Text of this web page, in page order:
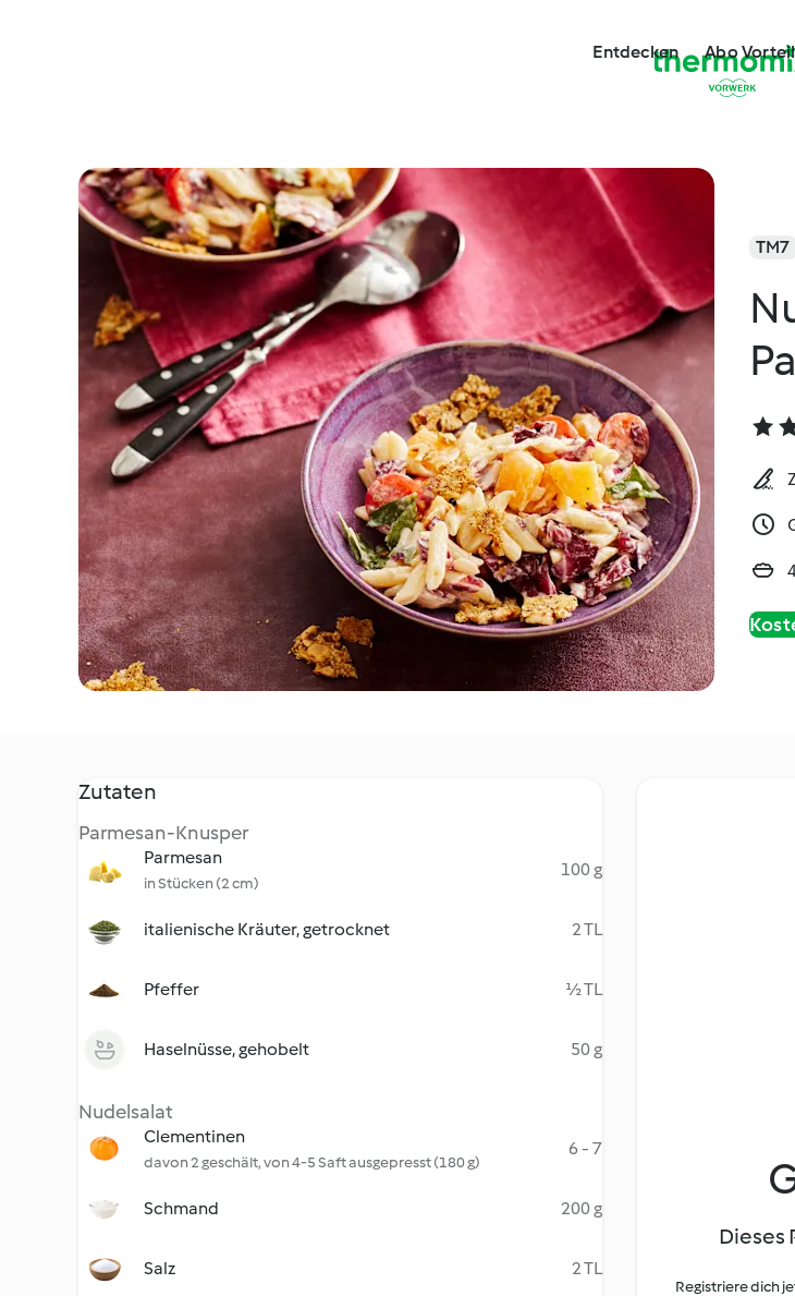
Entdecken Abo
TM7
Zutaten
Parmesan-Knusper
Parmesan
in Stücken (2 cm)
100 g
italienische Kräuter, getrocknet 2 TL
Pfeffer ½ TL
Haselnüsse, gehobelt 50 g
Nudelsalat
Clementinen
davon 2 geschält, von 4-5 Saft ausgepresst (180 g)
6 - 7
Schmand 200 g
Salz 2 TL
Dieses
Registriere dich